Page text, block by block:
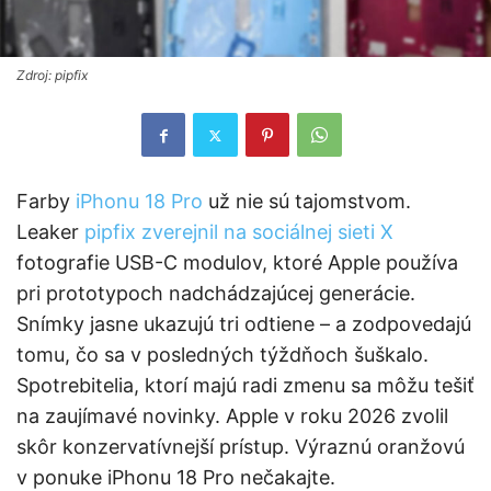
Zdroj: pipfix
Farby iPhonu 18 Pro už nie sú tajomstvom.
Leaker pipfix zverejnil na sociálnej sieti X
fotografie USB-C modulov, ktoré Apple používa
pri prototypoch nadchádzajúcej generácie.
Snímky jasne ukazujú tri odtiene – a zodpovedajú
tomu, čo sa v posledných týždňoch šuškalo.
Spotrebitelia, ktorí majú radi zmenu sa môžu tešiť
na zaujímavé novinky. Apple v roku 2026 zvolil
skôr konzervatívnejší prístup. Výraznú oranžovú
v ponuke iPhonu 18 Pro nečakajte.